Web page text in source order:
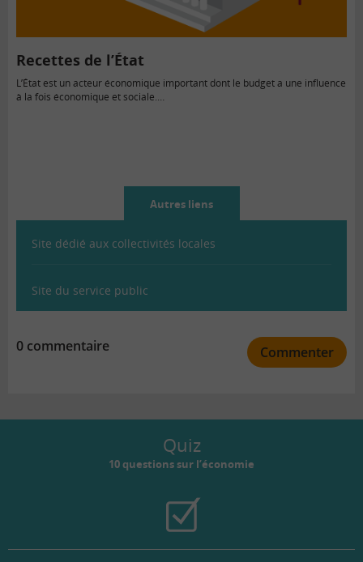
Recettes de l’État
L’État est un acteur économique important dont le budget a une influence
à la fois économique et sociale.…
Autres liens
Site dédié aux collectivités locales
Site du service public
0 commentaire Commenter
Quiz
10 questions sur l’économie